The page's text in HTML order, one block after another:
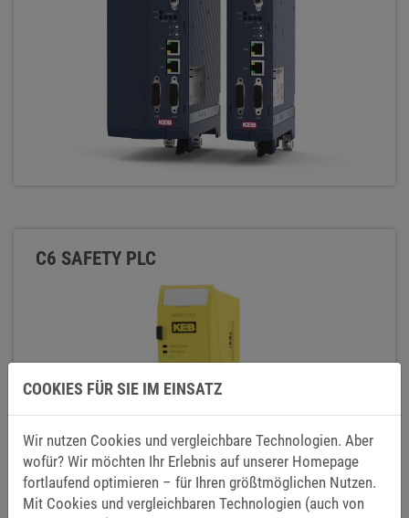
C6 SAFETY PLC
COOKIES FÜR SIE IM EINSATZ
Wir nutzen Cookies und vergleichbare Technologien. Aber
wofür? Wir möchten Ihr Erlebnis auf unserer Homepage
fortlaufend optimieren – für Ihren größtmöglichen Nutzen.
Mit Cookies und vergleichbaren Technologien (auch von